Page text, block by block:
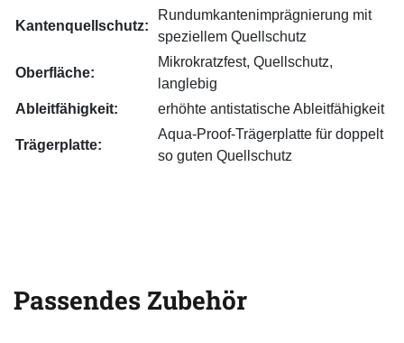
Kantenquellschutz:
Rundumkantenimprägnierung mit
speziellem Quellschutz
Oberfläche:
Mikrokratzfest, Quellschutz,
langlebig
Ableitfähigkeit:
erhöhte antistatische Ableitfähigkeit
Trägerplatte:
Aqua-Proof-Trägerplatte für doppelt
so guten Quellschutz
Passendes Zubehör